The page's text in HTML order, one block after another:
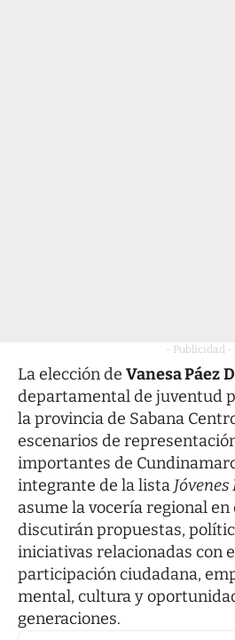
- Publicidad -
La elección de Vanesa Páez
departamental de juventud
la provincia de Sabana
escenarios de
importantes de
integrante de la lista
asume la vocería regional en
discutirán propuestas,
iniciativas relacionadas con
participación ciudadana,
mental, cultura y
generaciones.